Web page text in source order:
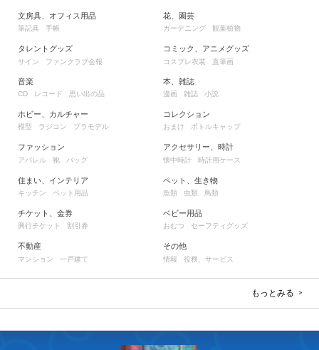
文房具、オフィス用品
筆記具 手帳
タレントグッズ
サイン ファンクラブ会報
花、園芸
ガーデニング 観葉植物
コミック、アニメグッズ
コスプレ衣装 直筆画
音楽
CD レコード 思い出の品
ホビー、カルチャー
模型 ラジコン プラモデル
ファッション
アパレル 靴 バッグ
住まい、インテリア
キッチン ペット用品
チケット、金券
興行チケット 割引券
不動産
マンション 一戸建て
本、雑誌
漫画 雑誌 小説
コレクション
おまけ ボトルキャップ
アクセサリー、時計
懐中時計 時計用ケース
ペット、生き物
魚類 虫類 鳥類
ベビー用品
おむつ セーフティグッズ
その他
情報 役務、サービス
もっとみる